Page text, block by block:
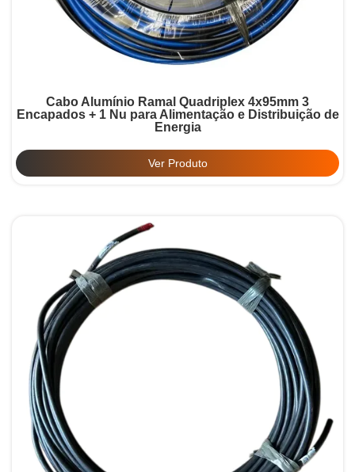
Cabo Alumínio Ramal Quadriplex 4x95mm 3
Encapados + 1 Nu para Alimentação e Distribuição de
Energia
Ver Produto